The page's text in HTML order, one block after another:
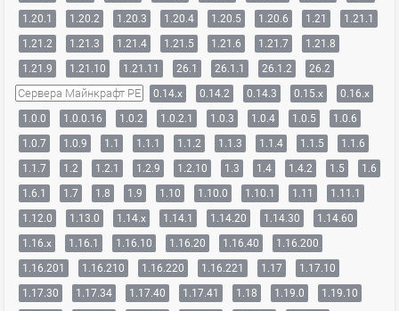
1.20.1
1.20.2 1.20.3 1.20.4 1.20.5 1.20.6 1.21
1.21.1
1.21.2
1.21.3 1.21.4 1.21.5 1.21.6 1.21.7
1.21.8
1.21.9
1.21.10 1.21.11 26.1 26.1.1 26.1.2 26.2
Сервера Майнкрафт PE 0.14.x 0.14.2 0.14.3 0.15.x
0.16.x
1.0.0
1.0.0.16 1.0.2 1.0.2.1 1.0.3 1.0.4 1.0.5
1.0.6
1.0.7
1.0.9 1.1 1.1.1 1.1.2 1.1.3 1.1.4 1.1.5
1.1.6
1.1.7
1.2 1.2.1 1.2.9 1.2.10 1.3 1.4 1.4.2 1.5
1.6
1.6.1
1.7 1.8 1.9 1.10 1.10.0 1.10.1 1.11
1.11.1
1.12.0
1.13.0 1.14.x 1.14.1 1.14.20 1.14.30
1.14.60
1.16.x
1.16.1 1.16.10 1.16.20 1.16.40
1.16.200
1.16.201
1.16.210 1.16.220 1.16.221 1.17
1.17.10
1.17.30
1.17.34 1.17.40 1.17.41 1.18 1.19.0
1.19.10